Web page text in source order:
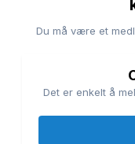
Du må være et
Det er enkelt å